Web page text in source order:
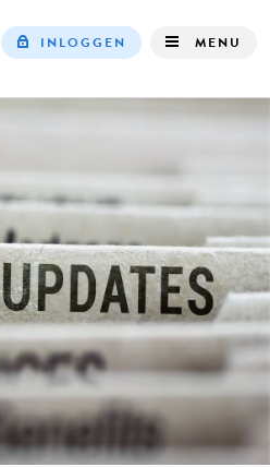
navigation
INLOGGEN MENU